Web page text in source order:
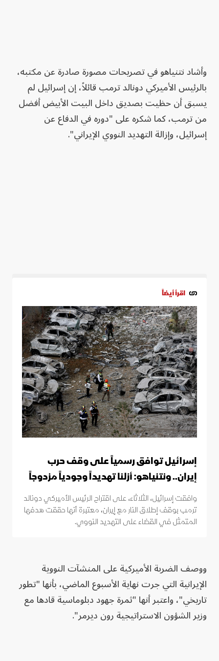
وأشاد نتنياهو في تصريحات مصورة صادرة عن مكتبه،
بالرئيس الأميركي دونالد ترمب قائلاً، إن إسرائيل لم
يسبق أن حظيت بصديق داخل البيت الأبيض أفضل
من ترمب، كما شكره على "دوره في الدفاع عن
إسرائيل، وإزالة التهديد النووي الإيراني".
اقرأ أيضاً
إسرائيل توافق رسمياً على وقف حرب
إيران.. ونتنياهو: أزلنا تهديداً وجودياً مزدوجاً
وافقت إسرائيل، الثلاثاء، على اقتراح الرئيس الأميركي دونالد
ترمب بوقف إطلاق النار مع إيران، معتبرة أنها حققت هدفها
المتمثل في القضاء على التهديد النووي.
ووصف الضربة الأميركية على المنشآت النووية
الإيرانية التي جرت نهاية الأسبوع الماضي، بأنها "تطور
تاريخي"، واعتبر أنها "ثمرة جهود دبلوماسية قادها مع
وزير الشؤون الاستراتيجية رون ديرمر".